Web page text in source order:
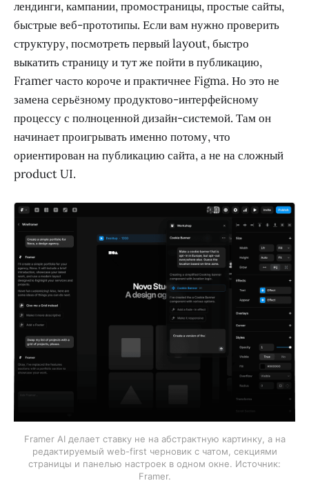
лендинги, кампании, промостраницы, простые сайты,
быстрые веб-прототипы. Если вам нужно проверить
структуру, посмотреть первый layout, быстро
выкатить страницу и тут же пойти в публикацию,
Framer часто короче и практичнее Figma. Но это не
замена серьёзному продуктово-интерфейсному
процессу с полноценной дизайн-системой. Там он
начинает проигрывать именно потому, что
ориентирован на публикацию сайта, а не на сложный
product UI.
Framer AI делает ставку не на абстрактную картинку, а на
редактируемый web-first черновик с чатом, секциями
страницы и панелью настроек в одном окне. Источник:
Framer.